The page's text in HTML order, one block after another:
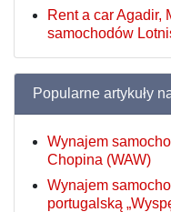
Rent a car Agadir,
samochodów
Popularne artykuły
Wynajem
Chopina (WAW)
Wynajem
portugalską